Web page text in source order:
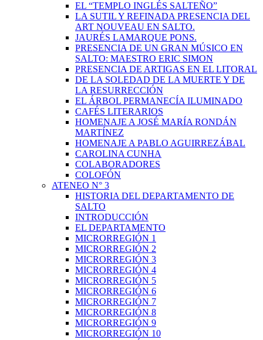
EL “TEMPLO INGLÉS SALTEÑO”
LA SUTIL Y REFINADA PRESENCIA DEL
ART NOUVEAU EN SALTO.
JAURÉS LAMARQUE PONS.
PRESENCIA DE UN GRAN MÚSICO EN
SALTO: MAESTRO ERIC SIMON
PRESENCIA DE ARTIGAS EN EL LITORAL
DE LA SOLEDAD DE LA MUERTE Y DE
LA RESURRECCIÓN
EL ÁRBOL PERMANECÍA ILUMINADO
CAFÉS LITERARIOS
HOMENAJE A JOSÉ MARÍA RONDÁN
MARTÍNEZ
HOMENAJE A PABLO AGUIRREZÁBAL
CAROLINA CUNHA
COLABORADORES
COLOFÓN
ATENEO N° 3
HISTORIA DEL DEPARTAMENTO DE
SALTO
INTRODUCCIÓN
EL DEPARTAMENTO
MICRORREGIÓN 1
MICRORREGIÓN 2
MICRORREGIÓN 3
MICRORREGIÓN 4
MICRORREGIÓN 5
MICRORREGIÓN 6
MICRORREGIÓN 7
MICRORREGIÓN 8
MICRORREGIÓN 9
MICRORREGIÓN 10